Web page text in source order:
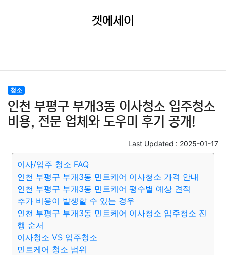
겟에세이
청소
인천 부평구 부개3동 이사청소 입주청소
비용, 전문 업체와 도우미 후기 공개!
Last Updated : 2025-01-17
이사/입주 청소 FAQ
인천 부평구 부개3동 민트케어 이사청소 가격 안내
인천 부평구 부개3동 민트케어 평수별 예상 견적
추가 비용이 발생할 수 있는 경우
인천 부평구 부개3동 민트케어 이사청소 입주청소 진
행 순서
이사청소 VS 입주청소
민트케어 청소 범위